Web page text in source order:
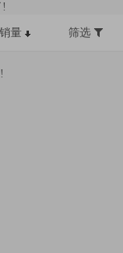
!
销量 筛选